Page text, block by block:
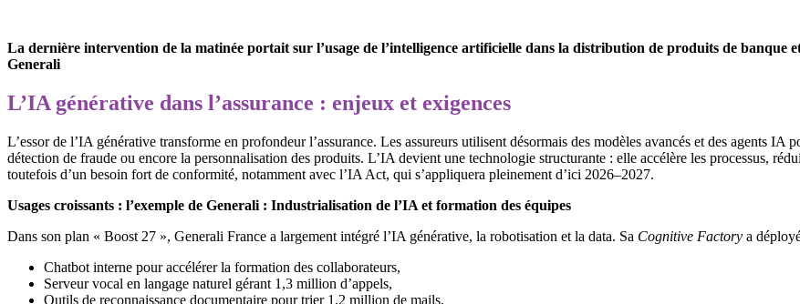
La dernière intervention de la matinée portait sur l’usage de l’intelligence artificielle dans la distribution de produits de banque
Generali
L’IA générative dans l’assurance : enjeux et exigences
L’essor de l’IA générative transforme en profondeur l’assurance. Les assureurs utilisent désormais des modèles avancés et des agents
détection de fraude ou encore la personnalisation des produits. L’IA devient une technologie structurante : elle accélère les processus,
toutefois d’un besoin fort de conformité, notamment avec l’IA Act, qui s’appliquera pleinement d’ici 2026–2027.
Usages croissants : l’exemple de Generali : Industrialisation de l’IA et formation des équipes
Dans son plan « Boost 27 », Generali France a largement intégré l’IA générative, la robotisation et la data. Sa Cognitive Factory a
Chatbot interne pour accélérer la formation des collaborateurs,
Serveur vocal en langage naturel gérant 1,3 million d’appels,
Outils de reconnaissance documentaire pour trier 1,2 million de mails,